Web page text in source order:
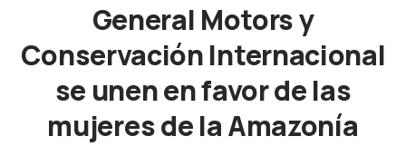
General Motors y
Conservación Internacional
se unen en favor de las
mujeres de la Amazonía